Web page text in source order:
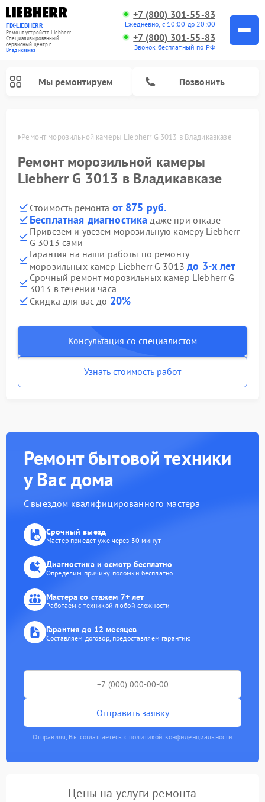
FIX-LIEBHERR
Ремонт устройств Liebherr
Специализированный
cервисный центр г.
Владикавказ
+7 (800) 301-55-83
Ежедневно, с 10:00 до 20:00
+7 (800) 301-55-83
Звонок бесплатный по РФ
Мы ремонтируем Позвонить
Ремонт морозильной камеры Liebherr G 3013 в Владикавказе
Ремонт морозильной камеры
Liebherr G 3013 в Владикавказе
Стоимость ремонта от 875 руб.
Бесплатная диагностика даже при отказе
Привезем и увезем морозильную камеру Liebherr
G 3013 сами
Гарантия на наши работы по ремонту
морозильных камер Liebherr G 3013до 3-х лет
Срочный ремонт морозильных камер Liebherr G
3013 в течении часа
Скидка для вас до 20%
Консультация со специалистом
Узнать стоимость работ
Ремонт бытовой техники
у Вас дома
С выездом квалифицированного мастера
Срочный выезд
Мастер приедет уже через 30 минут
Диагностика и осмотр бесплатно
Определим причину поломки бесплатно
Мастера со стажем 7+ лет
Работаем с техникой любой сложности
Гарантия до 12 месяцев
Составляем договор, предоставляем гарантию
Отправить заявку
Отправляя, Вы соглашаетесь с политикой конфиденциальности
Цены на услуги ремонта